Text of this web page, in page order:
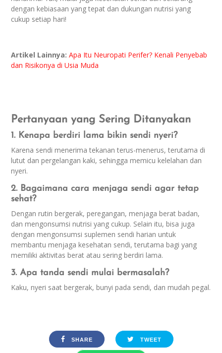
dengan kebiasaan yang tepat dan dukungan nutrisi yang
cukup setiap hari!
Artikel Lainnya:Apa Itu Neuropati Perifer? Kenali Penyebab
dan Risikonya di Usia Muda
Pertanyaan yang Sering Ditanyakan
1. Kenapa berdiri lama bikin sendi nyeri?
Karena sendi menerima tekanan terus-menerus, terutama di
lutut dan pergelangan kaki, sehingga memicu kelelahan dan
nyeri.
2. Bagaimana cara menjaga sendi agar tetap
sehat?
Dengan rutin bergerak, peregangan, menjaga berat badan,
dan mengonsumsi nutrisi yang cukup. Selain itu, bisa juga
dengan mengonsumsi suplemen sendi harian untuk
membantu menjaga kesehatan sendi, terutama bagi yang
memiliki aktivitas berat atau sering berdiri lama.
3. Apa tanda sendi mulai bermasalah?
Kaku, nyeri saat bergerak, bunyi pada sendi, dan mudah pegal.
SHARE TWEET